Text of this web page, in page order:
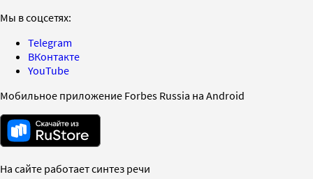
Мы в соцсетях:
Telegram
ВКонтакте
YouTube
Мобильное приложение Forbes Russia на Android
На сайте работает синтез речи